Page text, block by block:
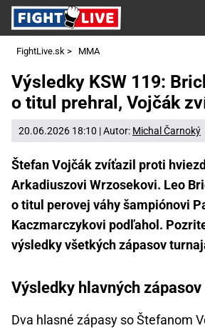
FightLive.sk > MMA
Výsledky KSW 119:
o titul prehral, Vojčák
20.06.2026 18:10 | Autor: Michal Čarnoký
Štefan Vojčák zvíťazil proti
Arkadiuszovi Wrzosekovi. Leo
o titul perovej váhy šampiónovi
Kaczmarczykovi podľahol.
výsledky všetkých zápasov
Výsledky hlavných zápasov
Dva hlasné zápasy so Štefanom